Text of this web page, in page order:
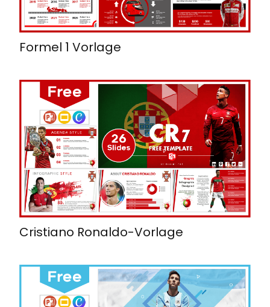
Formel 1 Vorlage
Cristiano Ronaldo-Vorlage